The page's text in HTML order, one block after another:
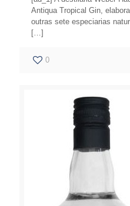
Antiqua Tropical Gin,
outras sete especiarias
[…]
0